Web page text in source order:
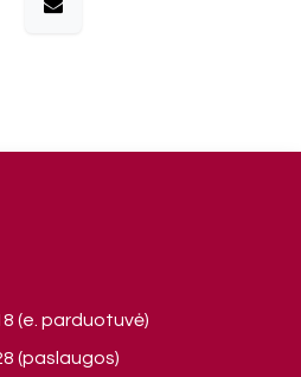
(e. parduotuvė)
(paslaugos)